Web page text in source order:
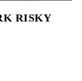
RISKY